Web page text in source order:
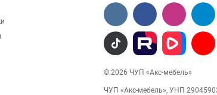
© 2026 ЧУП «Акс-мебель»
ЧУП «Акс-мебель», УНП